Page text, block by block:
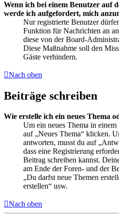
Wenn ich bei einem Benutzer auf
werde ich aufgefordert, mich
Nur registrierte Benutzer
Funktion für Nachrichten an
diese von der Board-
Diese Maßnahme soll den
Gäste verhindern.
Nach oben
Beiträge schreiben
Wie erstelle ich ein neues Thema
Um ein neues Thema in
auf „Neues Thema“ klicken.
antworten, musst du auf
dass eine Registrierung
Beitrag schreiben kannst.
am Ende der Foren- und der
„Du darfst neue Themen
erstellen“ usw.
Nach oben